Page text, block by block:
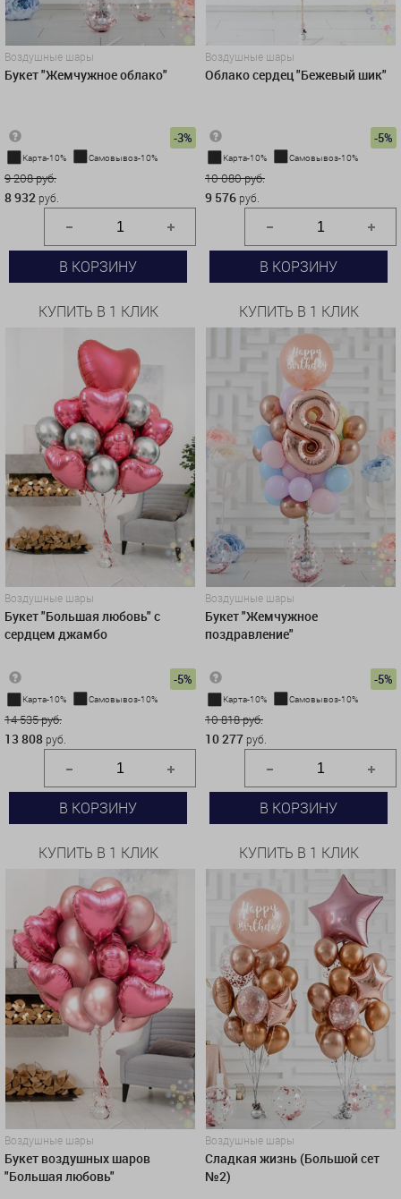
Воздушные шары
Букет "Жемчужное облако"
-3%
Карта-10% Самовывоз-10%
9 208 руб.
8 932 руб.
В КОРЗИНУ
КУПИТЬ В 1 КЛИК
Воздушные шары
Облако сердец "Бежевый шик"
-5%
Карта-10% Самовывоз-10%
10 080 руб.
9 576 руб.
В КОРЗИНУ
КУПИТЬ В 1 КЛИК
Воздушные шары
Букет "Большая любовь" с
сердцем джамбо
-5%
Карта-10% Самовывоз-10%
14 535 руб.
13 808 руб.
В КОРЗИНУ
КУПИТЬ В 1 КЛИК
Воздушные шары
Букет "Жемчужное
поздравление"
-5%
Карта-10% Самовывоз-10%
10 818 руб.
10 277 руб.
В КОРЗИНУ
КУПИТЬ В 1 КЛИК
Воздушные шары
Букет воздушных шаров
"Большая любовь"
Воздушные шары
Сладкая жизнь (Большой сет
№2)